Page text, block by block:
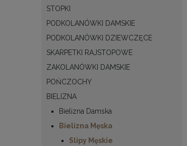
STOPKI
PODKOLANÓWKI DAMSKIE
PODKOLANÓWKI DZIEWCZĘCE
SKARPETKI RAJSTOPOWE
ZAKOLANÓWKI DAMSKIE
POŃCZOCHY
BIELIZNA
Bielizna Damska
Bielizna Męska
Slipy Męskie